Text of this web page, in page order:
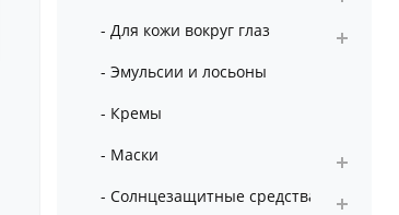
- Для кожи вокруг глаз
- Эмульсии и лосьоны
- Кремы
- Маски
- Солнцезащитные средства